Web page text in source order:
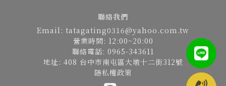
聯絡我們
Email: tatagating0316@yahoo.com.tw
營業時間: 12:00~20:00
聯絡電話: 0965-343611
地址: 408 台中市南屯區大墩十二街312號
隱私權政策